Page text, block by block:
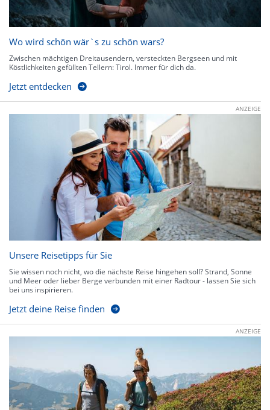
Wo wird schön wär`s zu schön wars?
Zwischen mächtigen Dreitausendern, versteckten Bergseen und mit
Köstlichkeiten gefüllten Tellern: Tirol. Immer für dich da.
Jetzt entdecken
ANZEIGE
Unsere Reisetipps für Sie
Sie wissen noch nicht, wo die nächste Reise hingehen soll? Strand, Sonne
und Meer oder lieber Berge verbunden mit einer Radtour - lassen Sie sich
bei uns inspirieren.
Jetzt deine Reise finden
ANZEIGE